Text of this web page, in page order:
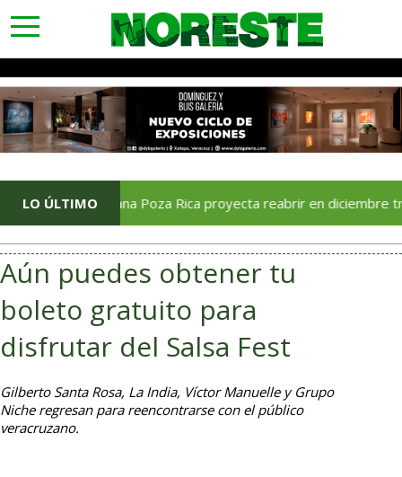
toggle
navigation
LO ÚLTIMO
Soriana Poza Rica proyecta reabrir en diciembre tras
Aún puedes obtener tu
boleto gratuito para
disfrutar del Salsa Fest
Gilberto Santa Rosa, La India, Víctor Manuelle y Grupo
Niche regresan para reencontrarse con el público
veracruzano.